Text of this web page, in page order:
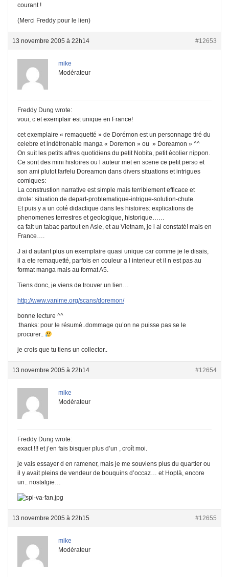
courant !
(Merci Freddy pour le lien)
13 novembre 2005 à 22h14 #12653
mike
Modérateur
Freddy Dung wrote:
voui, c et exemplair est unique en France!
cet exemplaire « remaquetté » de Dorémon est un personnage tiré du
celebre et indétronable manga « Doremon » ou » Doreamon » ^^
On suit les petits affres quotidiens du petit Nobita, petit écolier nippon.
Ce sont des mini histoires ou l auteur met en scene ce petit perso et
son ami plutot farfelu Doreamon dans divers situations et intrigues
comiques:
La construstion narrative est simple mais terriblement efficace et
drole: situation de depart-problematique-intrigue-solution-chute.
Et puis y a un coté didactique dans les histoires: explications de
phenomenes terrestres et geologique, historique……
ca fait un tabac partout en Asie, et au Vietnam, je l ai constaté! mais en
France….
J ai d autant plus un exemplaire quasi unique car comme je le disais,
il a ete remaquetté, parfois en couleur a l interieur et il n est pas au
format manga mais au format A5.
Tiens donc, je viens de trouver un lien…
http://www.vanime.org/scans/doremon/
bonne lecture ^^
:thanks: pour le résumé..dommage qu’on ne puisse pas se le
procurer..
je crois que tu tiens un collector..
13 novembre 2005 à 22h14 #12654
mike
Modérateur
Freddy Dung wrote:
exact !!! et j’en fais bisquer plus d’un , croît moi.
je vais essayer d en ramener, mais je me souviens plus du quartier ou
il y avait pleins de vendeur de bouquins d’occaz… et Hoplà, encore
un.. nostalgie…
13 novembre 2005 à 22h15 #12655
mike
Modérateur